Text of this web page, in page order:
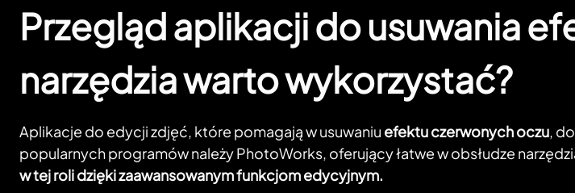
Przegląd aplikacji do usuwania
narzędzia warto wykorzystać?
Aplikacje do edycji zdjęć, które pomagają w usuwaniu efektu czerwonych oczu,
popularnych programów należy PhotoWorks, oferujący łatwe w obsłudze
w tej roli dzięki zaawansowanym funkcjom edycyjnym.